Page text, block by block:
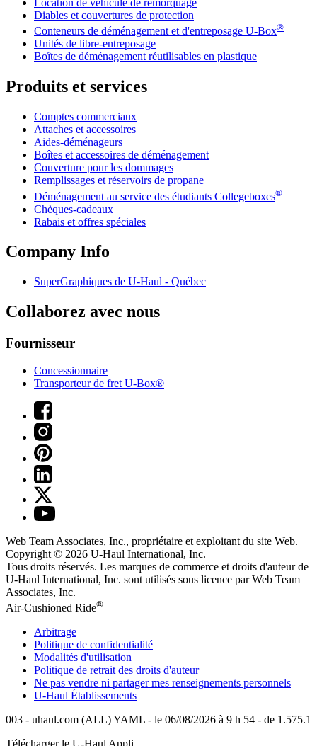
Location de véhicule de remorquage
Diables et couvertures de protection
Conteneurs de déménagement et d'entreposage U-Box®
Unités de libre-entreposage
Boîtes de déménagement réutilisables en plastique
Produits et services
Comptes commerciaux
Attaches et accessoires
Aides-déménageurs
Boîtes et accessoires de déménagement
Couverture pour les dommages
Remplissages et réservoirs de propane
Déménagement au service des étudiants Collegeboxes®
Chèques-cadeaux
Rabais et offres spéciales
Company Info
SuperGraphiques de U-Haul - Québec
Collaborez avec nous
Fournisseur
Concessionnaire
Transporteur de fret U-Box®
Web Team Associates, Inc., propriétaire et exploitant du site Web.
Copyright © 2026 U-Haul International, Inc.
Tous droits réservés. Les marques de commerce et droits d'auteur de
U-Haul International, Inc. sont utilisés sous licence par Web Team
Associates, Inc.
Air-Cushioned Ride®
Arbitrage
Politique de confidentialité
Modalités d'utilisation
Politique de retrait des droits d'auteur
Ne pas vendre ni partager mes renseignements personnels
U-Haul Établissements
003 - uhaul.com (ALL) YAML - le 06/08/2026 à 9 h 54 - de 1.575.1